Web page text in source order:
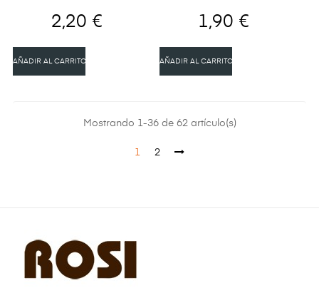
2,20 €
AÑADIR AL CARRITO
1,90 €
AÑADIR AL CARRITO
Mostrando 1-36 de 62 artículo(s)
1 2